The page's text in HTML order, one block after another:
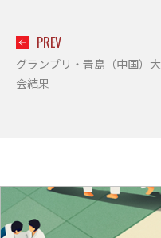
PREV
グランプリ・青島（中国）大
会結果